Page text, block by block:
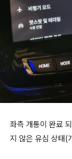
좌측 개통이 완료
지 않은 유심 상태(